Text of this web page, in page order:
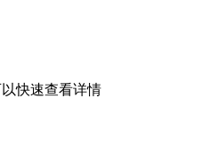
快速查看详情